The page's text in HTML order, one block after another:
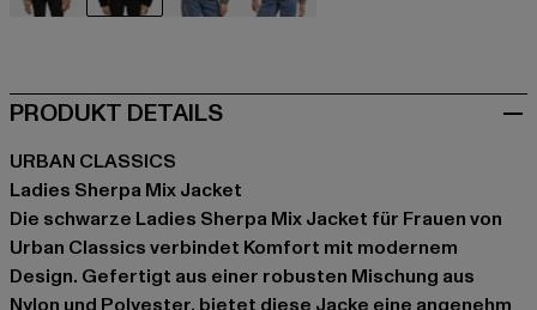
PRODUKT DETAILS
URBAN CLASSICS
Ladies Sherpa Mix Jacket
Die schwarze Ladies Sherpa Mix Jacket für Frauen von
Urban Classics verbindet Komfort mit modernem
Design. Gefertigt aus einer robusten Mischung aus
Nylon und Polyester, bietet diese Jacke eine angenehm